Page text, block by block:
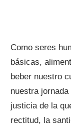
Como seres
básicas,
beber nuestro
nuestra
justicia de la
rectitud, la